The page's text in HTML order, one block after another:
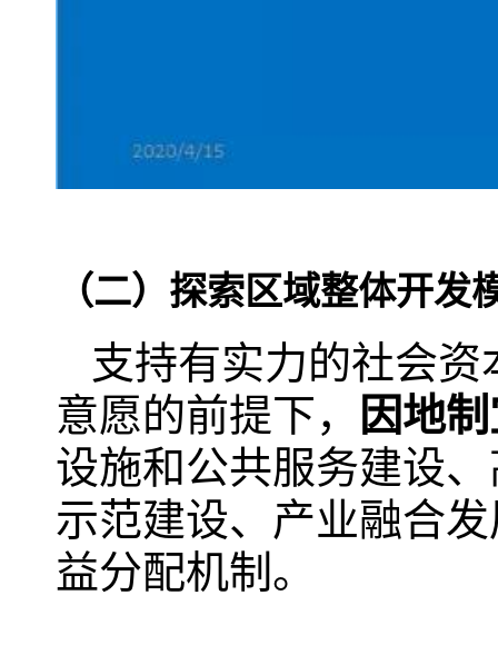
（二）探索区域整体开发
支持有实力的社会
意愿的前提下，
因地
设施和公共服务建设
示范建设、产业融合
益分配机制。